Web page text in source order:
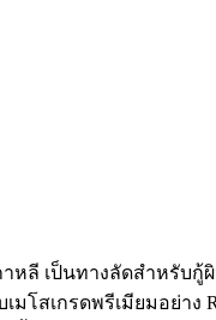
าหลี เป็นทางลัดสำหรับ
เกรดพรีเมียมอย่าง